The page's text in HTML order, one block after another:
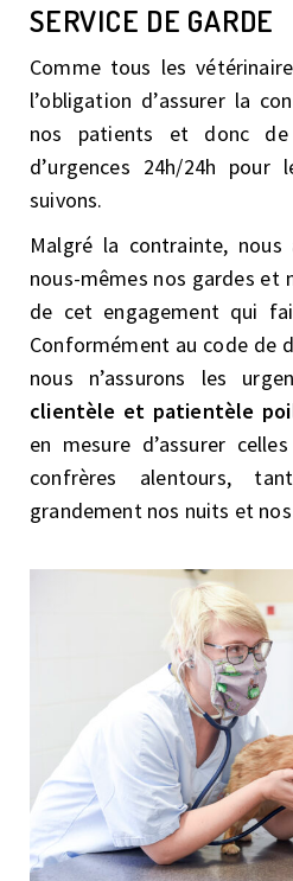
SERVICE DE GARDE
Comme tous les
l’obligation d’assurer la
nos patients et donc de
d’urgences 24h/24h pour
suivons.
Malgré la contrainte, nous
nous-mêmes nos gardes et
de cet engagement qui
Conformément au code de
nous n’assurons les
clientèle et patientèle
en mesure d’assurer
confrères alentours,
grandement nos nuits et